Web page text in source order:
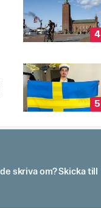
4
5
skriva om? Skicka till